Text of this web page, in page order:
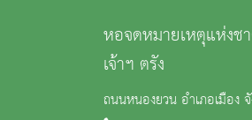
หอจดหมายเหตุแห่งช
เจ้าฯ ตรัง
ถนนหนองยวน อำเภอเมือง